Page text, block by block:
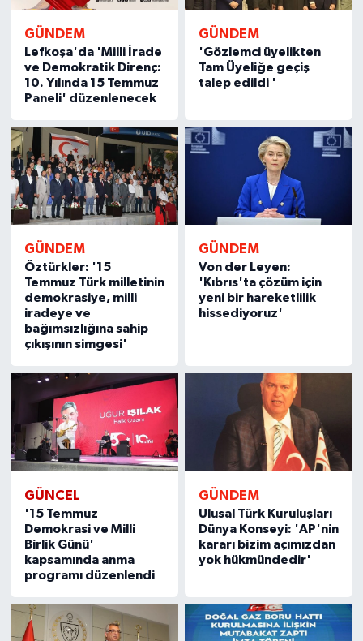
GÜNDEM
Lefkoşa'da 'Milli İrade
ve Demokratik Direnç:
10. Yılında 15 Temmuz
Paneli' düzenlenecek
GÜNDEM
'Gözlemci üyelikten
Tam Üyeliğe geçiş
talep edildi '
GÜNDEM
Öztürkler: '15
Temmuz Türk milletinin
demokrasiye, milli
iradeye ve
bağımsızlığına sahip
çıkışının simgesi'
GÜNDEM
Von der Leyen:
'Kıbrıs'ta çözüm için
yeni bir hareketlilik
hissediyoruz'
GÜNCEL
'15 Temmuz
Demokrasi ve Milli
Birlik Günü'
kapsamında anma
programı düzenlendi
GÜNDEM
Ulusal Türk Kuruluşları
Dünya Konseyi: 'AP'nin
kararı bizim açımızdan
yok hükmündedir'